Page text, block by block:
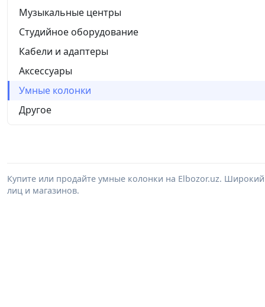
Музыкальные центры
Студийное оборудование
Кабели и адаптеры
Аксессуары
Умные колонки
Другое
Купите или продайте умные колонки на Elbozor.uz.
лиц и магазинов.